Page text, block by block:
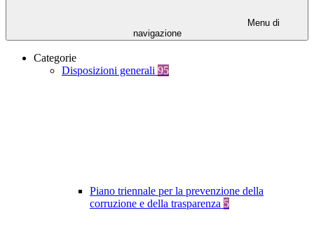
Menu di
navigazione
Categorie
Disposizioni generali 95
Piano triennale per la prevenzione della
corruzione e della trasparenza 5